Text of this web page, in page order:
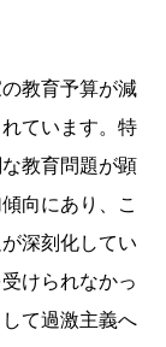
教育予算が減
ています。特
教育問題が顕
向にあり、こ
深刻化してい
けられなかっ
て過激主義へ